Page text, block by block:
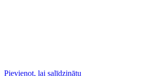
Pievienot, lai salīdzinātu